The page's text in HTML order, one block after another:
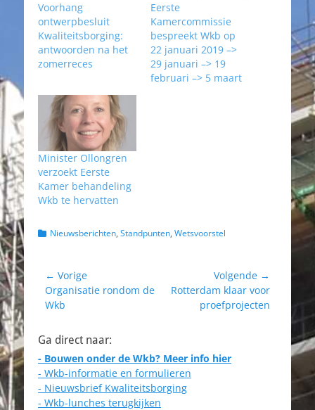
Voorhang
ontwerpbesluit
Kwaliteitsborging:
antwoorden na het
zomerreces
Eerste
Kamercommissie
bespreekt Wkb op
22 januari 2019 –>
29 januari –> 19
februari –> 5 maart
Minister Ollongren
verzoekt Eerste
Kamer behandeling
Wkb te hervatten
Categorieën
Nieuwsberichten, Standpunten, Wetsvoorstel
Bericht
navigatie
← Vorige
Vorig
bericht:
Organisatie rondom de
Wkb
Volgende →
Volgend
Rotterdam klaar voor
proefprojecten
Ga direct naar:
- Bouwen onder de Wkb? Meer info hier
- Wkb-informatie en formulieren
- Nieuwsbrief Kwaliteitsborging
- Wkb-lunches terugkijken